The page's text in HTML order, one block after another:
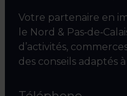
Votre partenaire en
le Nord &
d’activités,
des conseils adaptés